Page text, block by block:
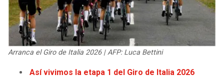
TEXANS
COLTS
JAGUARS
HEAT
MAGIC
WIZARDS
Arranca el Giro de Italia 2026 | AFP: Luca Bettini
Así vivimos la etapa 1 del Giro de Italia 2026